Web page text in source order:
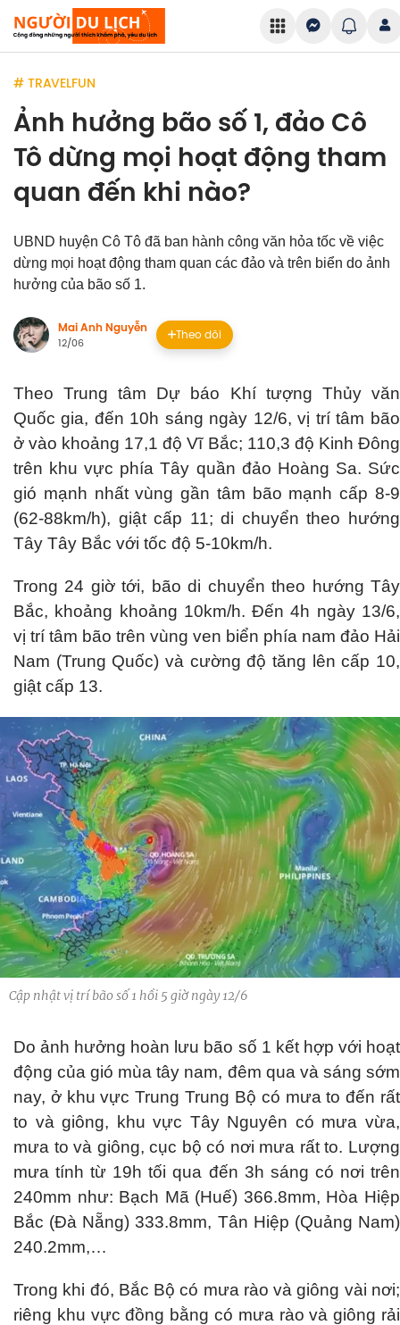
# TRAVELFUN
Ảnh hưởng bão số 1, đảo Cô
Tô dừng mọi hoạt động tham
quan đến khi nào?
UBND huyện Cô Tô đã ban hành công văn hỏa tốc về việc
dừng mọi hoạt động tham quan các đảo và trên biển do ảnh
hưởng của bão số 1.
Mai Anh Nguyễn
12/06
Theo dõi
Theo Trung tâm Dự báo Khí tượng Thủy văn
Quốc gia, đến 10h sáng ngày 12/6, vị trí tâm bão
ở vào khoảng 17,1 độ Vĩ Bắc; 110,3 độ Kinh Đông
trên khu vực phía Tây quần đảo Hoàng Sa. Sức
gió mạnh nhất vùng gần tâm bão mạnh cấp 8-9
(62-88km/h), giật cấp 11; di chuyển theo hướng
Tây Tây Bắc với tốc độ 5-10km/h.
Trong 24 giờ tới, bão di chuyển theo hướng Tây
Bắc, khoảng khoảng 10km/h. Đến 4h ngày 13/6,
vị trí tâm bão trên vùng ven biển phía nam đảo Hải
Nam (Trung Quốc) và cường độ tăng lên cấp 10,
giật cấp 13.
Cập nhật vị trí bão số 1 hồi 5 giờ ngày 12/6
Do ảnh hưởng hoàn lưu bão số 1 kết hợp với hoạt
động của gió mùa tây nam, đêm qua và sáng sớm
nay, ở khu vực Trung Trung Bộ có mưa to đến rất
to và giông, khu vực Tây Nguyên có mưa vừa,
mưa to và giông, cục bộ có nơi mưa rất to. Lượng
mưa tính từ 19h tối qua đến 3h sáng có nơi trên
240mm như: Bạch Mã (Huế) 366.8mm, Hòa Hiệp
Bắc (Đà Nẵng) 333.8mm, Tân Hiệp (Quảng Nam)
240.2mm,…
Trong khi đó, Bắc Bộ có mưa rào và giông vài nơi;
riêng khu vực đồng bằng có mưa rào và giông rải